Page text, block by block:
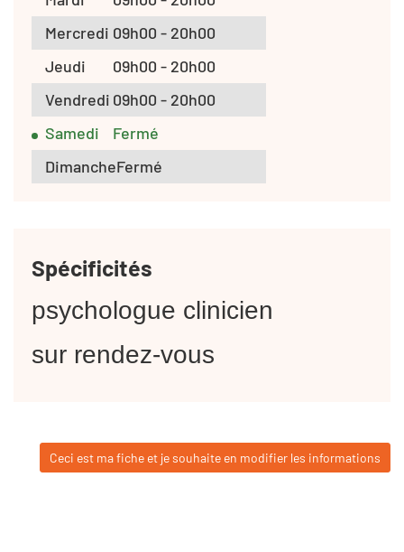
Mercredi 09h00 - 20h00
Jeudi
09h00 - 20h00
Vendredi 09h00 - 20h00
Samedi
Fermé
DimancheFermé
Spécificités
psychologue clinicien
sur rendez-vous
Ceci est ma fiche et je souhaite en modifier les informations